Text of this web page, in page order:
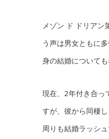
メゾン ド ドリアン
う声は男女ともに
身の結婚について
現在、2年付き合っ
すが、彼から同棲し
周りも結婚ラッシ